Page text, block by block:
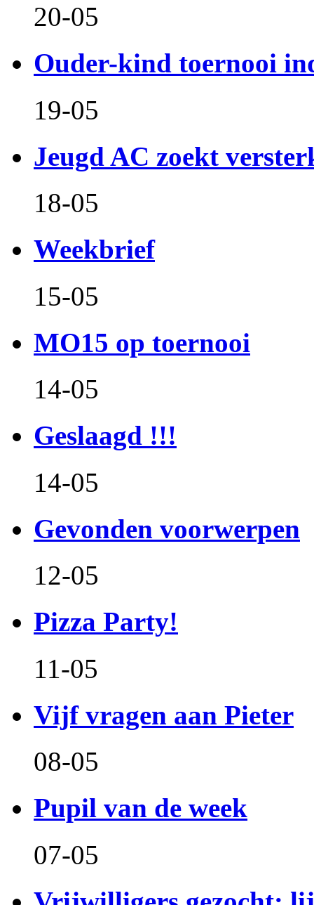
20-05
Ouder-kind toernooi
19-05
Jeugd AC zoekt
18-05
Weekbrief
15-05
MO15 op toernooi
14-05
Geslaagd !!!
14-05
Gevonden voorwerpen
12-05
Pizza Party!
11-05
Vijf vragen aan Pieter
08-05
Pupil van de week
07-05